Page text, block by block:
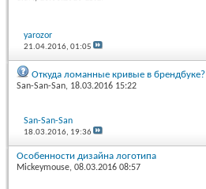
yarozor
21.04.2016,01:05
Откуда ломанные кривые в брендбуке?
San-San-San, 18.03.2016 15:22
San-San-San
18.03.2016, 19:36
Особенности дизайна логотипа
Mickeymouse, 08.03.2016 08:57